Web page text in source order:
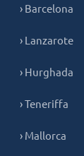
› Barcelona
› Lanzarote
› Hurghada
› Teneriffa
› Mallorca